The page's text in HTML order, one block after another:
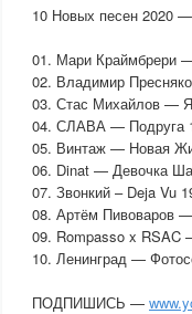
10 Новых песен 2020
01. Мари Краймбрери
02. Владимир
03. Стас Михайлов — Я
04. СЛАВА — Подруга
05. Винтаж — Новая
06. Dinat — Девочка
07. Звонкий – Deja Vu
08. Артём Пивоваров
09. Rompasso x RSAC
10. Ленинград —
ПОДПИШИСЬ —